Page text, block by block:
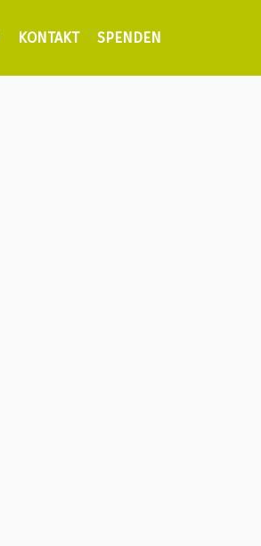
KONTAKT SPENDEN